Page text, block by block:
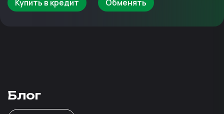
Купить в кредит Обменять
Блог